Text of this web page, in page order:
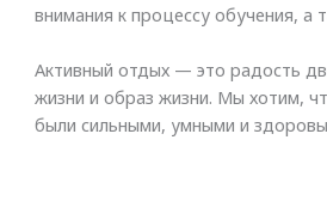
внимания к процессу обучения, а
Активный отдых — это радость
жизни и образ жизни. Мы хотим,
были сильными, умными и